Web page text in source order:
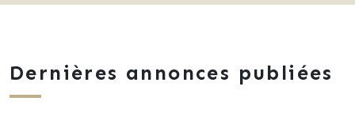
Dernières annonces publiées